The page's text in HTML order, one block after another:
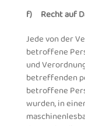
f) Recht auf
Jede von der
betroffene
und
betreffenden
betroffene
wurden, in